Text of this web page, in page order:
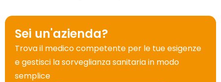
Sei un'azienda?
Trova il medico competente per le tue esigenze
e gestisci la sorveglianza sanitaria in modo
semplice